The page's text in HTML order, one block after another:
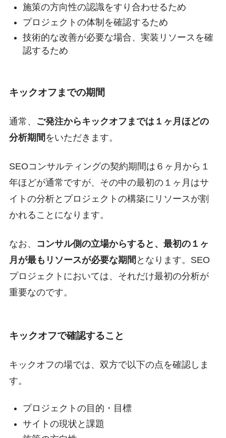
施策の方向性の認識をすり合わせるため
プロジェクトの体制を確認するため
技術的な改善が必要な場合、実装リソースを確
認するため
キックオフまでの期間
通常、
ご発注からキックオフまでは１ヶ月ほどの
分析期間 をいただきます。
SEOコンサルティングの契約期間は６ヶ月から１
年ほどが通常ですが、その中の最初の１ヶ月はサ
イトの分析とプロジェクトの構築にリソースが割
かれることになります。
なお、
コンサル側の立場からすると、最初の１ヶ
月が最もリソースが必要な期間 となります。SEO
プロジェクトにおいては、それだけ最初の分析が
重要なのです。
キックオフで確認すること
キックオフの場では、双方で以下の点を確認しま
す。
プロジェクトの目的・目標
サイトの現状と課題